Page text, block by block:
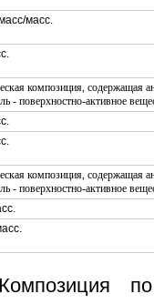
масс.